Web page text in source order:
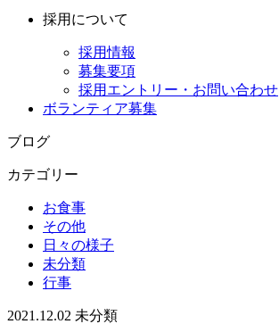
採用について
採用情報
募集要項
採用エントリー・お問い合わせ
ボランティア募集
ブログ
カテゴリー
お食事
その他
日々の様子
未分類
行事
2021.12.02 未分類